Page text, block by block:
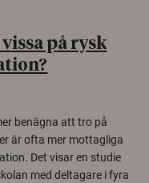
på rysk
benägna att tro på
är ofta mer mottagliga
Det visar en studie
med deltagare i fyra